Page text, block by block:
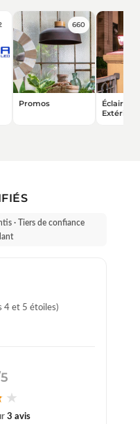
660
Promos
Éclairage
Extérieur
· Tiers de confiance
3 avis
4 et 5 étoiles)